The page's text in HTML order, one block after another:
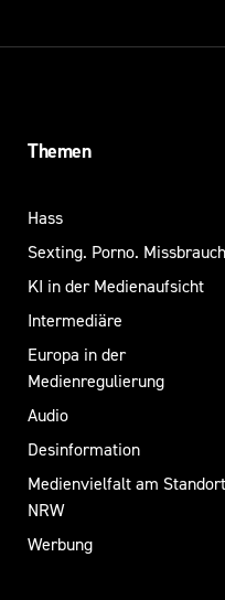
Themen
Hass
Sexting. Porno.
KI in der Medienaufsicht
Intermediäre
Europa in der
Medienregulierung
Audio
Desinformation
Medienvielfalt am Standort
NRW
Werbung